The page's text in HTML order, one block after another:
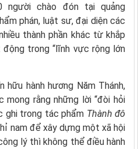
người chào đón tại quảng
phán, luật sư, đại diện các
thành phần khác từ khắp
trong “lĩnh vực rộng lớn
hữu hành hương Năm Thánh,
rằng những lời “đòi hỏi
ghi trong tác phẩm Thành đô
nam để xây dựng một xã hội
lý thì không thể điều hành